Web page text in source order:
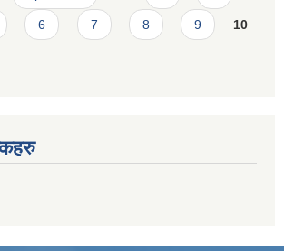
6 7 8 9 10